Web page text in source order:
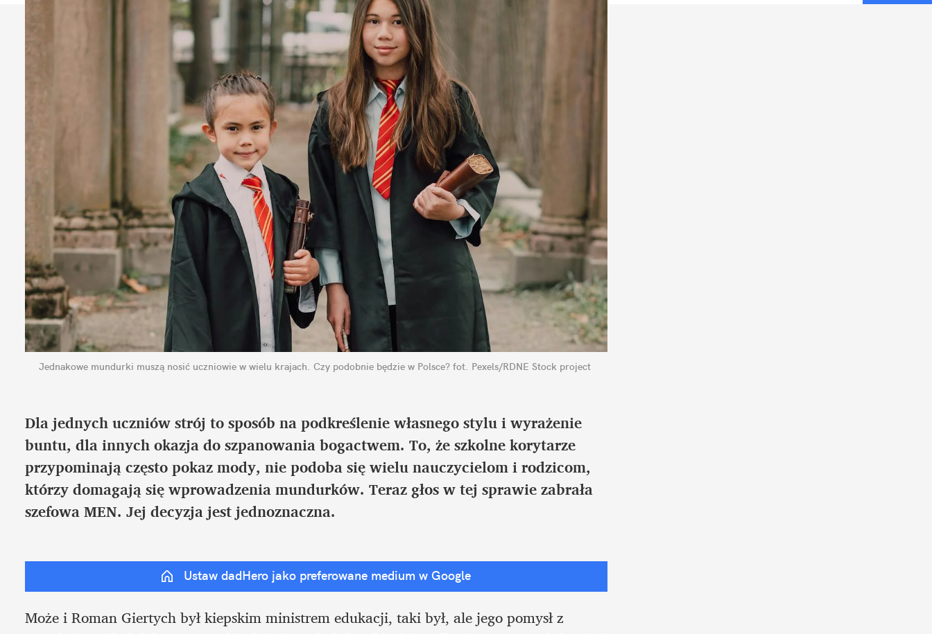
Jednakowe mundurki muszą nosić uczniowie w wielu krajach. Czy podobnie będzie w Polsce? fot. Pexels/RDNE Stock project
Dla jednych uczniów strój to sposób na podkreślenie własnego stylu i wyrażenie
buntu, dla innych okazja do szpanowania bogactwem. To, że szkolne korytarze
przypominają często pokaz mody, nie podoba się wielu nauczycielom i rodzicom,
którzy domagają się wprowadzenia mundurków. Teraz głos w tej sprawie zabrała
szefowa MEN. Jej decyzja jest jednoznaczna.
Ustaw dadHero jako preferowane medium w Google
Może i Roman Giertych był kiepskim ministrem edukacji, taki był, ale jego pomysł z